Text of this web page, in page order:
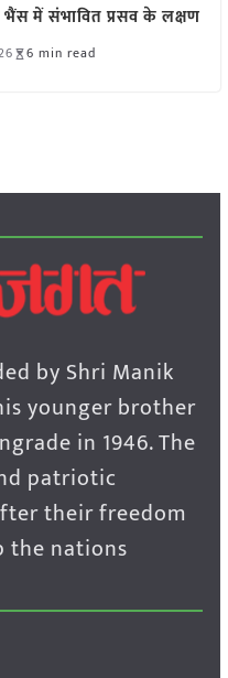
भैंस में संभावित प्रसव के लक्षण
6 min read
by Shri Manik
younger brother
in 1946. The
patriotic
their freedom
the nations